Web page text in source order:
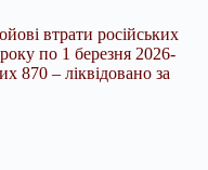
втрати російських
по 1 березня 2026-
870 – ліквідовано за